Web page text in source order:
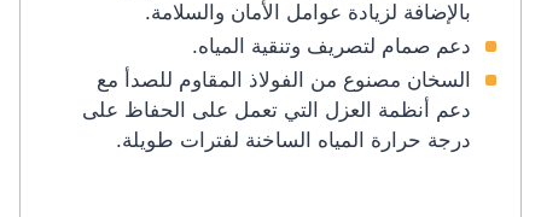
بالإضافة لزيادة عوامل الأمان والسلامة.
دعم صمام لتصريف وتنقية المياه.
السخان مصنوع من الفولاذ المقاوم للصدأ مع
دعم أنظمة العزل التي تعمل على الحفاظ على
درجة حرارة المياه الساخنة لفترات طويلة.